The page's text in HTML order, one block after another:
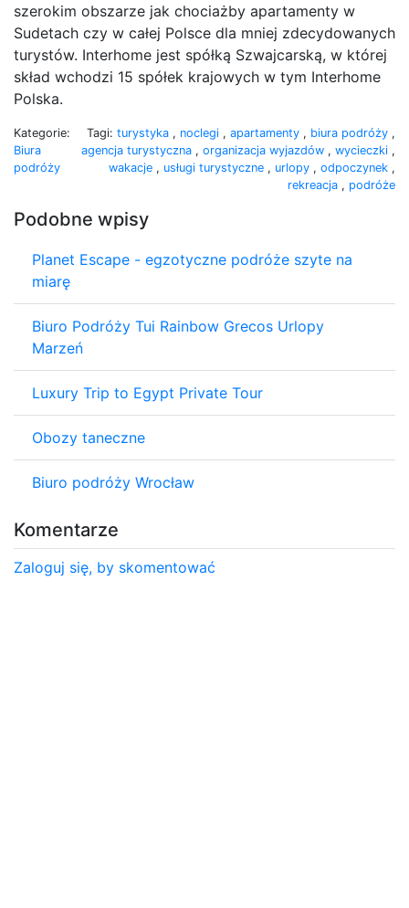
szerokim obszarze jak chociażby apartamenty w
Sudetach czy w całej Polsce dla mniej zdecydowanych
turystów. Interhome jest spółką Szwajcarską, w której
skład wchodzi 15 spółek krajowych w tym Interhome
Polska.
Kategorie:
Biura
podróży
Tagi: turystyka , noclegi , apartamenty , biura podróży ,
agencja turystyczna , organizacja wyjazdów , wycieczki ,
wakacje , usługi turystyczne , urlopy , odpoczynek ,
rekreacja , podróże
Podobne wpisy
Planet Escape - egzotyczne podróże szyte na
miarę
Biuro Podróży Tui Rainbow Grecos Urlopy
Marzeń
Luxury Trip to Egypt Private Tour
Obozy taneczne
Biuro podróży Wrocław
Komentarze
Zaloguj się, by skomentować